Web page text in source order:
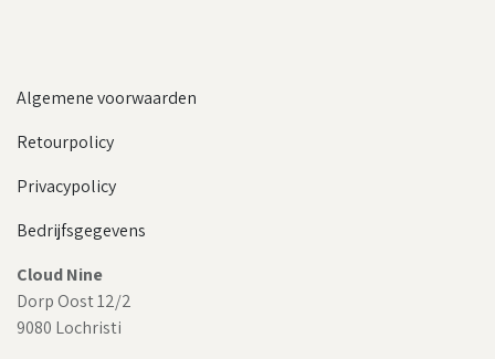
Algemene voorwaarden
Retourpolicy
Privacypolicy
Bedrijfsgegevens
Cloud Nine
Dorp Oost 12/2
9080 Lochristi